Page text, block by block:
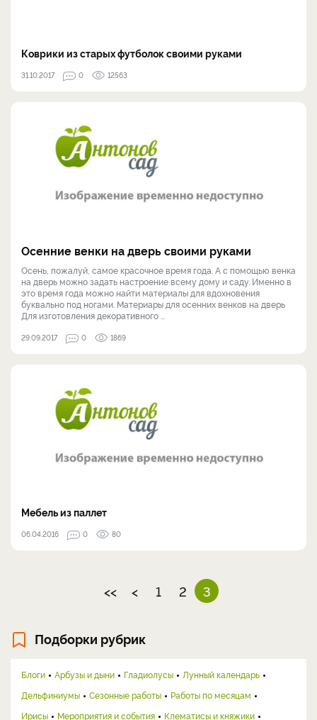
Коврики из старых футболок своими руками
31.10.2017 0 12563
Осенние венки на дверь своими руками
Осень, пожалуй, самое красочное время года. А с помощью венка
на дверь можно задать настроение всему дому и саду. Именно в
это время года можно найти материалы для вдохновения
буквально под ногами. Материары для осенних венков на дверь
Для изготовления декоративного ...
29.09.2017 0 1869
Мебель из паллет
06.04.2016 0 80
<< < 1 2 3
Подборки рубрик
Блоги Арбузы и дыни Гладиолусы
Лунный календарь
Дельфиниумы
Сезонные работы
Работы по месяцам
Ирисы
Мероприятия и события
Клематисы и княжики